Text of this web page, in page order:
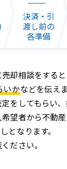
決済・引
渡し前の
各準備
却相談をする
いかなどを伝え
をしてもらい
望者から不動
となります。
ださい。